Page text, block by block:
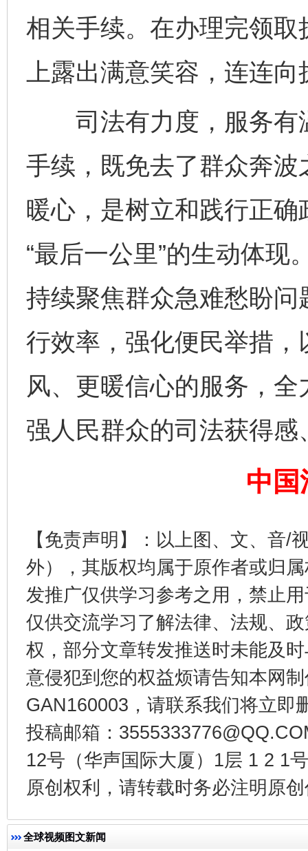
相关手续。在办理完领
上露出满意笑容，连连
司法有力度，服务有
手续，既免去了群众奔
暖心，是树立和践行正
“最后一公里”的生动体
持续聚焦群众急难愁盼
行效率，强化便民举措
风、更暖信心的服务，
强人民群众的司法获得
中国
【免责声明】：以上图、文、音/
外），其版权均属于原作者或归
发推广仅供学习参考之用，禁止
仅供交流学习了解法律、法规、
权，部分文章转发推送时未能及
意侵犯到您的权益烦请告知本网
GAN160003，请联系我们将立即
投稿邮箱：
12号（华声国际大厦）1层 1 2 1
原创权利，请转载时务必注明原
全球视频图文新闻
一纸欠
东山县通报“牛蛙产品抗生素超标问题” 法
千年窑火 生生不息